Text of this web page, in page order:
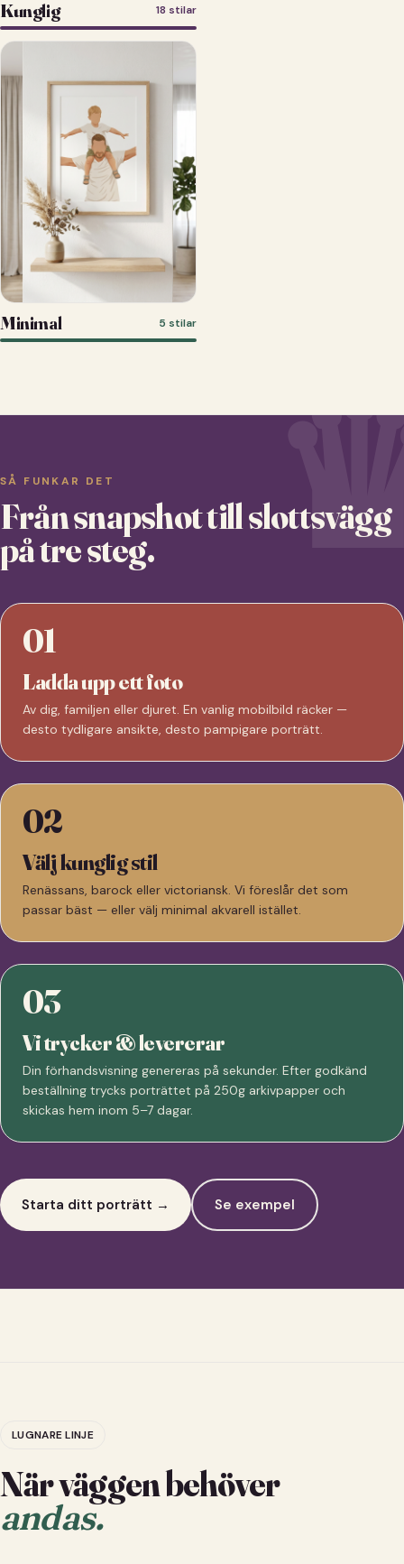
Kunglig 18 stilar
Minimal 5 stilar
SÅ FUNKAR DET
Från snapshot till slottsvägg
på tre steg.
01
Ladda upp ett foto
Av dig, familjen eller djuret. En vanlig mobilbild räcker —
desto tydligare ansikte, desto pampigare porträtt.
02
Välj kunglig stil
Renässans, barock eller victoriansk. Vi föreslår det som
passar bäst — eller välj minimal akvarell istället.
03
Vi trycker & levererar
Din förhandsvisning genereras på sekunder. Efter godkänd
beställning trycks porträttet på 250g arkivpapper och
skickas hem inom 5–7 dagar.
Starta ditt porträtt → Se exempel
LUGNARE LINJE
När väggen behöver
andas.